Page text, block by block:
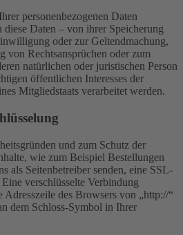
personenbezogenen Daten
diese Daten – von ihrer Speicherung
oder zur Geltendmachung,
von Rechtsansprüchen oder zum
natürlichen oder juristischen Person
öffentlichen Interesses der
Mitgliedstaats verarbeitet werden.
und zum Schutz der
wie zum Beispiel Bestellungen
als Seitenbetreiber senden, eine SSL-
verschlüsselte Verbindung
Adresszeile des Browsers von „http://“
dem Schloss-Symbol in Ihrer